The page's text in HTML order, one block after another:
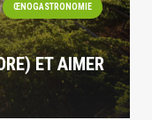
ŒNOGASTRONOMIE
ET AIMER